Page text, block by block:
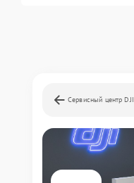
Сервисный центр DJI